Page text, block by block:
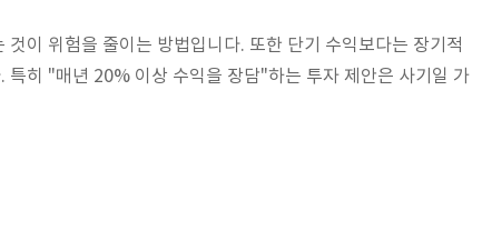
이 위험을 줄이는 방법입니다. 또한 단기 수익보다는 장기적
특히 "매년 20% 이상 수익을 장담"하는 투자 제안은 사기일 가